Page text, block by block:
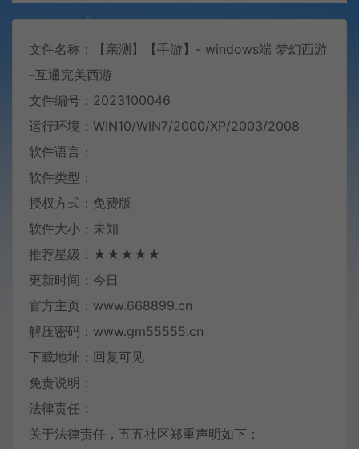
文件名称：【亲测】【手游】- windows端 梦幻西游
–互通完美西游
文件编号：2023100046
运行环境：WIN10/WIN7/2000/XP/2003/2008
软件语言：
软件类型：
授权方式：免费版
软件大小：未知
推荐星级：★★★★★
更新时间：今日
官方主页：www.668899.cn
解压密码：www.gm55555.cn
下载地址：回复可见
免责说明：
法律责任：
关于法律责任，五五社区郑重声明如下：